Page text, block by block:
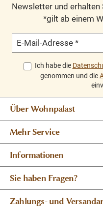
Newsletter und erhalten
*gilt ab einem
E-Mail-Adresse *
Ich habe die
genommen und die
Über Wohnpalast
Mehr Service
Informationen
Sie haben Fragen?
Zahlungs- und